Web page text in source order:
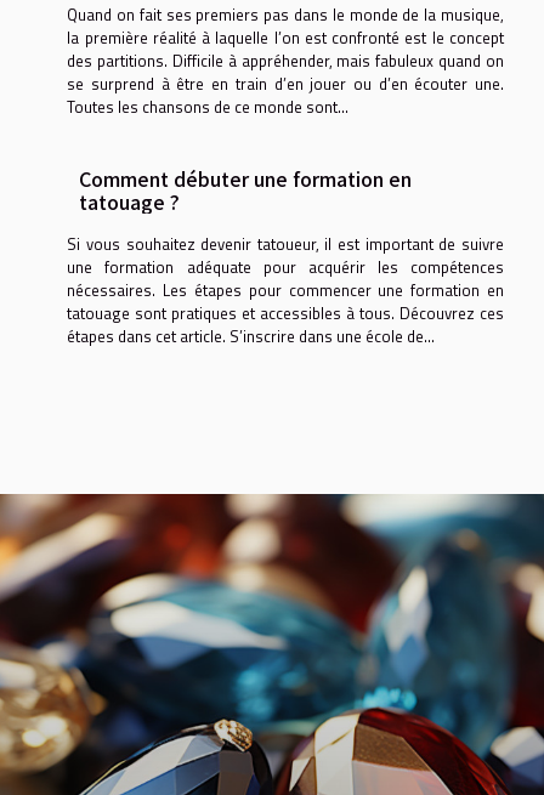
Quand on fait ses premiers pas dans le monde de la musique,
la première réalité à laquelle l’on est confronté est le concept
des partitions. Difficile à appréhender, mais fabuleux quand on
se surprend à être en train d’en jouer ou d’en écouter une.
Toutes les chansons de ce monde sont...
Comment débuter une formation en
tatouage ?
Si vous souhaitez devenir tatoueur, il est important de suivre
une formation adéquate pour acquérir les compétences
nécessaires. Les étapes pour commencer une formation en
tatouage sont pratiques et accessibles à tous. Découvrez ces
étapes dans cet article. S’inscrire dans une école de...